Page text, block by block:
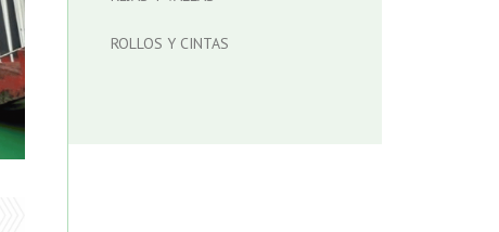
ROLLOS Y CINTAS